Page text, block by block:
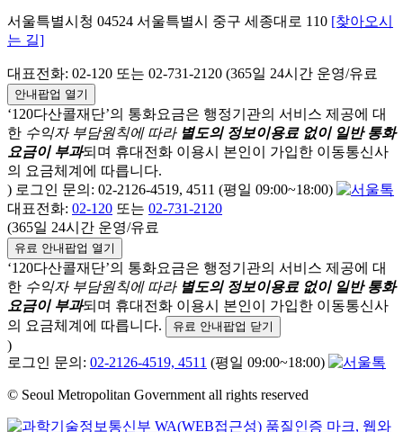
서울특별시청 04524 서울특별시 중구 세종대로 110 [찾아오시
는 길]
대표전화: 02-120 또는 02-731-2120 (365일 24시간 운영/유료
안내팝업 열기
‘120다산콜재단’의 통화요금은 행정기관의 서비스 제공에 대
한 수익자 부담원칙에 따라 별도의 정보이용료 없이 일반 통화
요금이 부과되며 휴대전화 이용시 본인이 가입한 이동통신사
의 요금체계에 따릅니다.
) 로그인 문의: 02-2126-4519, 4511 (평일 09:00~18:00)
대표전화: 02-120 또는 02-731-2120
(365일 24시간 운영/유료
유료 안내팝업 열기
‘120다산콜재단’의 통화요금은 행정기관의 서비스 제공에 대
한 수익자 부담원칙에 따라 별도의 정보이용료 없이 일반 통화
요금이 부과되며 휴대전화 이용시 본인이 가입한 이동통신사
의 요금체계에 따릅니다.
유료 안내팝업 닫기
)
로그인 문의: 02-2126-4519, 4511 (평일 09:00~18:00)
© Seoul Metropolitan Government all rights reserved